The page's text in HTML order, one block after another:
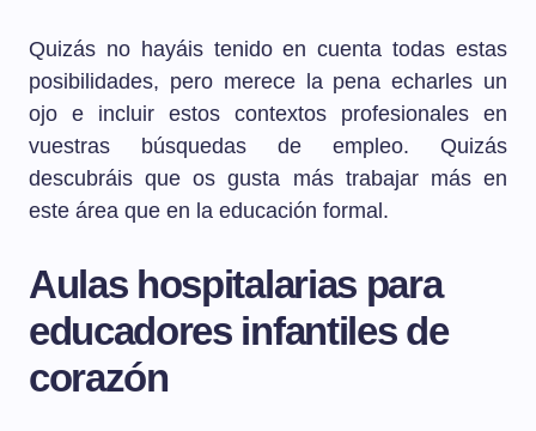
Quizás no hayáis tenido en cuenta todas estas
posibilidades, pero merece la pena echarles un
ojo e incluir estos contextos profesionales en
vuestras búsquedas de empleo. Quizás
descubráis que os gusta más trabajar más en
este área que en la educación formal.
Aulas hospitalarias para
educadores infantiles de
corazón